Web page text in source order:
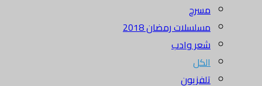
مسرح
مسلسلات رمضان 2018
شعر وادب
الكل
تلفزيون